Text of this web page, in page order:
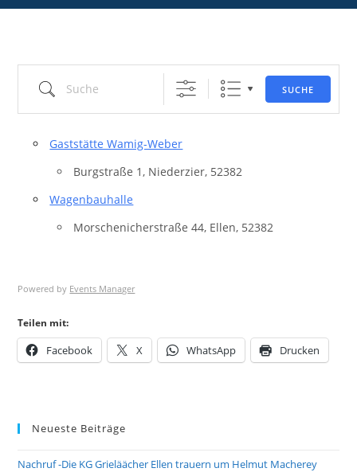
Suche SUCHE
Gaststätte Wamig-Weber
Burgstraße 1, Niederzier, 52382
Wagenbauhalle
Morschenicherstraße 44, Ellen, 52382
Powered by Events Manager
Teilen mit:
Facebook X WhatsApp Drucken
Neueste Beiträge
Nachruf -Die KG Grieläächer Ellen trauern um Helmut Macherey